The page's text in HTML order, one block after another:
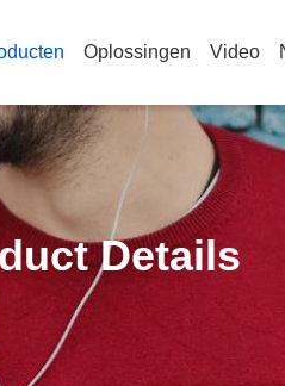
Oplossingen Video
Details